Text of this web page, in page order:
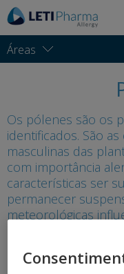
Áreas
Os pólenes são os
identificados. São
masculinas das
com importância
características ser
permanecer
meteorológicas